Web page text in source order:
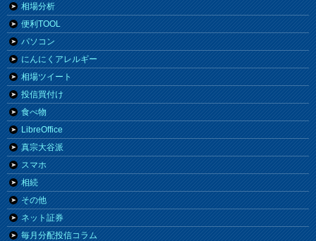
相場分析
便利TOOL
パソコン
にんにくアレルギー
相場ツイート
投信買付け
食べ物
LibreOffice
真宗大谷派
スマホ
相続
その他
ネット証券
毎月分配投信コラム